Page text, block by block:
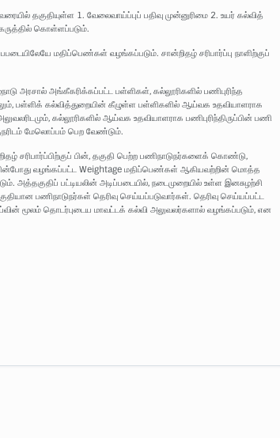
தகுதியுள்ள 1. வேலைவாய்ப்புப் பதிவு முன்னுரிமை 2. உயர் கல்வித்
கொள்ளப்படும்.
மதிப்பெண்கள் வழங்கப்படும். சான்றிதழ் சரிபார்ப்பு நாளிற்குப்
அரசால் அங்கீகரிக்கப்பட்ட பள்ளிகள், கல்லூரிகளில் பணிபுரிந்த
பள்ளிக் கல்வித்துறையின் கீழுள்ள பள்ளிகளில் ஆய்வக உதவியாளராக
கல்லூரிகளில் ஆய்வக உதவியாளராக பணிபுரிந்திருப்பின் பணி
மேலொப்பம் பெற வேண்டும்.
பின், தகுதி பெற்ற பணிநாடுநர்களைக் கொண்டு,
வழங்கப்பட்ட Weightage மதிப்பெண்கள் ஆகியவற்றின் மொத்த
அத்தகுதிப் பட்டியலின் அடிப்படையில், நடைமுறையில் உள்ள இனசுழற்சி
பணிநாடுநர்கள் தெரிவு செய்யப்படுவார்கள். தெரிவு செய்யப்பட்ட
மூலம் தொடர்புடைய மாவட்டக் கல்வி அலுவலர்களால் வழங்கப்படும், என